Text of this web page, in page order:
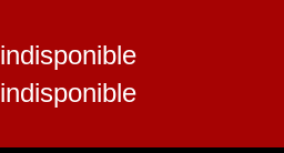
indisponible
indisponible